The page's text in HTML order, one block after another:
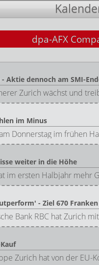
dpa-AFX
Aktie dennoch am SMI-
Zurich wächst und
im Minus
Donnerstag im frühen
weiter in die Höhe
im ersten Halbjahr mehr
- Ziel 670 Franken
Bank RBC hat Zurich
Zurich hat von der